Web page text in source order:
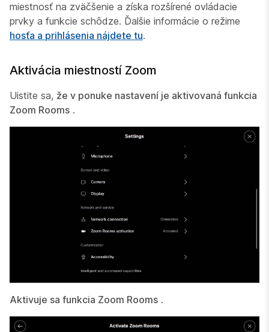
miestnosť na zväčšenie a získa rozšírené ovládacie
prvky a funkcie schôdze. Ďalšie informácie o režime
hosťa a prihlásenia nájdete tu.
Aktivácia miestností Zoom
Uistite sa, že v ponuke nastavení je aktivovaná funkcia
Zoom Rooms .
Aktivuje sa funkcia Zoom Rooms .